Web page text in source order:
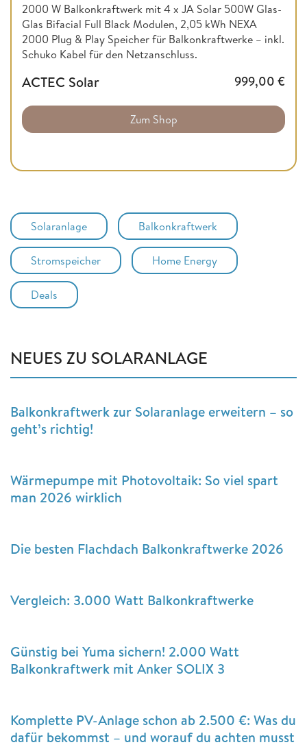
2000 W Balkonkraftwerk mit 4 x JA Solar 500W Glas-
Glas Bifacial Full Black Modulen, 2,05 kWh NEXA
2000 Plug & Play Speicher für Balkonkraftwerke – inkl.
Schuko Kabel für den Netzanschluss.
ACTEC Solar 999,00 €
Zum Shop
Solaranlage Balkonkraftwerk
Stromspeicher Home Energy
Deals
NEUES ZU SOLARANLAGE
Balkonkraftwerk zur Solaranlage erweitern – so
geht’s richtig!
Wärmepumpe mit Photovoltaik: So viel spart
man 2026 wirklich
Die besten Flachdach Balkonkraftwerke 2026
Vergleich: 3.000 Watt Balkonkraftwerke
Günstig bei Yuma sichern! 2.000 Watt
Balkonkraftwerk mit Anker SOLIX 3
Komplette PV-Anlage schon ab 2.500 €: Was du
dafür bekommst – und worauf du achten musst